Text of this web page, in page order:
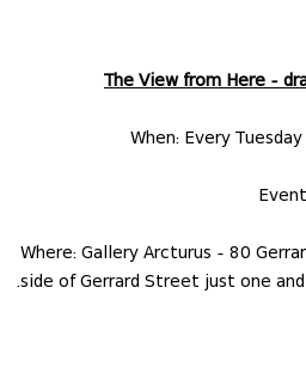
The View from Here -
When: Every
Where: Gallery Arcturus - 80
side of Gerrard Street just one